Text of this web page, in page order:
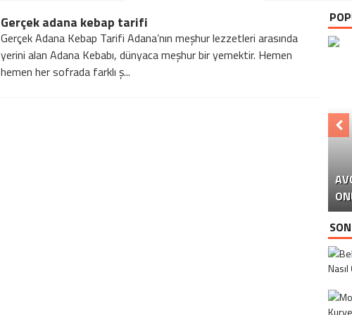
Gerçek adana kebap tarifi
Gerçek Adana Kebap Tarifi Adana’nın meşhur lezzetleri arasında
yerini alan Adana Kebabı, dünyaca meşhur bir yemektir. Hemen
hemen her sofrada farklı ş...